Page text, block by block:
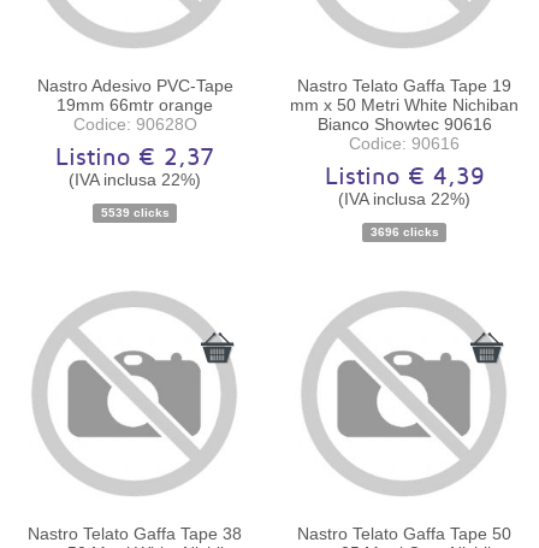
Disponibilità:Ordinabile
Nastro Adesivo PVC-Tape
19mm 66mtr orange
Codice: 90628O
Listino € 2,37
(IVA inclusa 22%)
5539 clicks Disponibilità:Ordinabile
Nastro Telato Gaffa Tape 19
mm x 50 Metri White Nichiban
Bianco Showtec 90616
Codice: 90616
Listino € 4,39
(IVA inclusa 22%)
3696 clicks
Nastro Telato Gaffa Tape 38
Nastro Telato Gaffa Tape 50